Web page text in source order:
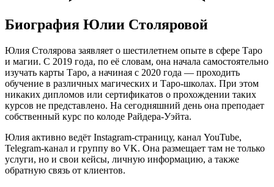
Биография Юлии Столяровой
Юлия Столярова заявляет о шестилетнем опыте в сфере Таро
и магии. С 2019 года, по её словам, она начала самостоятельно
изучать карты Таро, а начиная с 2020 года — проходить
обучение в различных магических и Таро-школах. При этом
никаких дипломов или сертификатов о прохождении таких
курсов не представлено. На сегодняшний день она преподает
собственный курс по колоде Райдера-Уэйта.
Юлия активно ведёт Instagram-страницу, канал YouTube,
Telegram-канал и группу во VK. Она размещает там не только
услуги, но и свои кейсы, личную информацию, а также
обратную связь от клиентов.